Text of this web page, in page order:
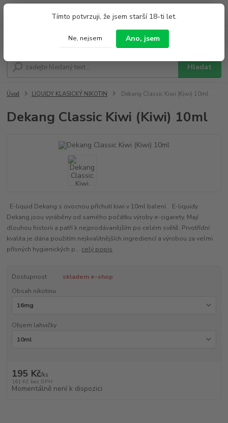
Tímto potvrzuji, že jsem starší 18-ti let.
Ne, nejsem Ano, jsem
Hledat
Po - Pá 9:00 - 19:00 So 9:00 - 14:00
Úvod LIQUIDY KLASICKÝ NIKOTIN Dekang Classic Kiwi (Kiwi) 10ml
Dekang Classic Kiwi (Kiwi) 10ml
E-liquid Dekang s ovocnou příchutí kiwi v 10ml balení. E-liquidy
Dekang jsou vyráběny od samého počátku výroby e-cigarety. Mají
dlouhou historii a patří k nejprodávanějším po celém světě. Prvotřídní
kvalita je dána použitím nejkvalitnějších ingrediencí a výrobou za velmi
přísných hygienických p... celý popis
Dostupnost
skladem e-shop
Obsah nikotinu
Objem lahvičky
195 Kč/ks
161 Kč bez DPH
Momentálně není k dispozici